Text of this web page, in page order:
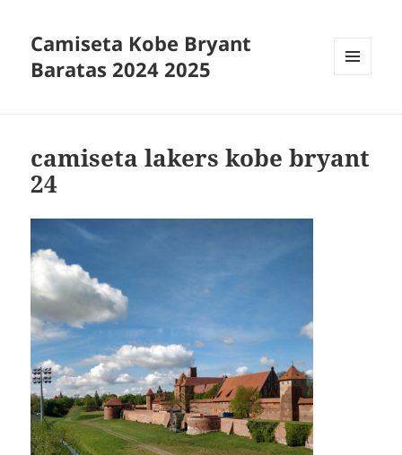
Camiseta Kobe Bryant
Baratas 2024 2025
camiseta lakers kobe bryant
24